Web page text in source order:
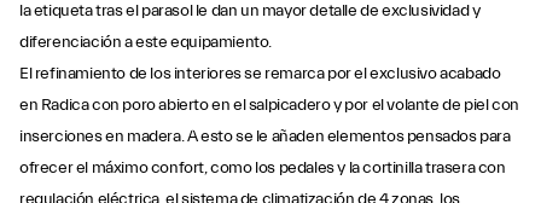
la etiqueta tras el parasol le dan un mayor detalle de exclusividad y
diferenciación a este equipamiento.
El refinamiento de los interiores se remarca por el exclusivo acabado
en Radica con poro abierto en el salpicadero y por el volante de piel con
inserciones en madera. A esto se le añaden elementos pensados para
ofrecer el máximo confort, como los pedales y la cortinilla trasera con